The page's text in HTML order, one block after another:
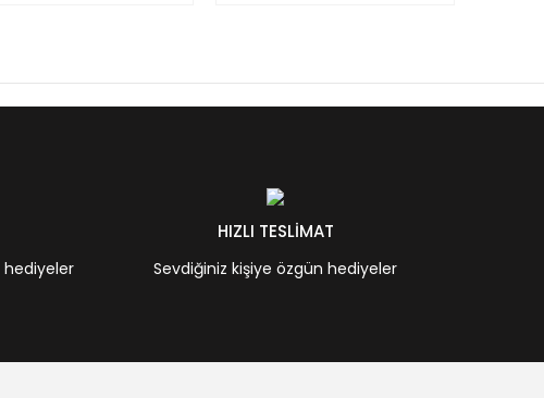
hediyeler
HIZLI TESLİMAT
Sevdiğiniz kişiye özgün hediyeler